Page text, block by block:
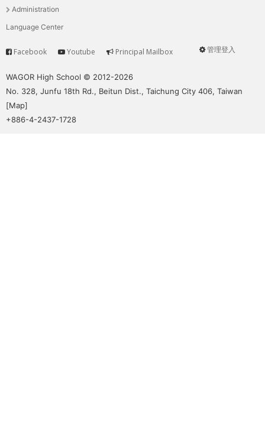
單Administration
Language Center
User
管理登入
Service
Facebook Youtube Principal Mailbox
WAGOR High School © 2012-2026
No. 328, Junfu 18th Rd., Beitun Dist., Taichung City 406, Taiwan
[Map]
+886-4-2437-1728